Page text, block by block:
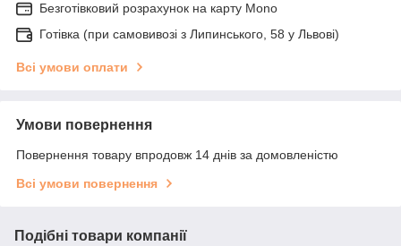
Безготівковий розрахунок на карту Mono
Готівка (при самовивозі з Липинського, 58 у Львові)
Всі умови оплати
Умови повернення
Повернення товару впродовж 14 днів за домовленістю
Всі умови повернення
Подібні товари компанії